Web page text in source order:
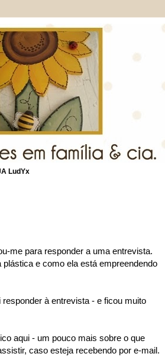
LudYx
me para responder a uma entrevista.
e como ela está empreendendo
à entrevista - e ficou muito
aqui - um pouco mais sobre o que
caso esteja recebendo por e-mail.